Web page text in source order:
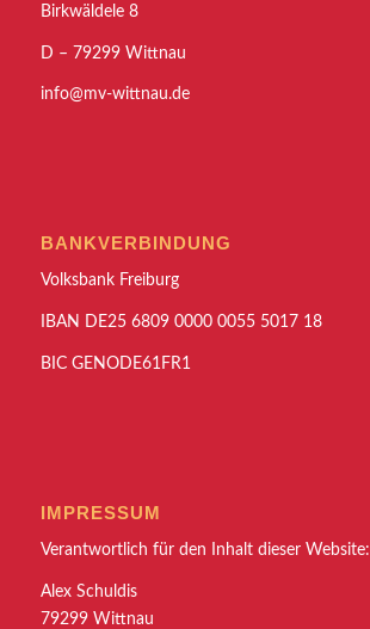
Birkwäldele 8
D – 79299 Wittnau
info@mv-wittnau.de
BANKVERBINDUNG
Volksbank Freiburg
IBAN DE25 6809 0000 0055 5017 18
BIC GENODE61FR1
IMPRESSUM
Verantwortlich für den Inhalt dieser Website:
Alex Schuldis
79299 Wittnau